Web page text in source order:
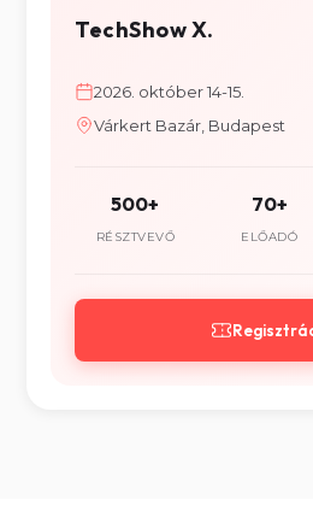
TechShow X.
2026. október 14-15.
Várkert Bazár, Budapest
500+
RÉSZTVEVŐ
70+
ELŐADÓ